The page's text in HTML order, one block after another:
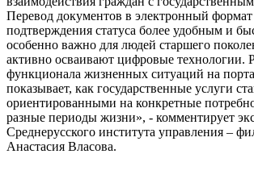
Перевод документов в электронный формат
подтверждения статуса более удобным и
особенно важно для людей старшего
активно осваивают цифровые технологии.
функционала жизненных ситуаций на
показывает, как государственные услуги
ориентированными на конкретные
разные периоды жизни», - комментирует
Среднерусского института управления –
Анастасия Власова.